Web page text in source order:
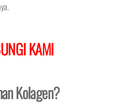
KAMI
Kolagen?